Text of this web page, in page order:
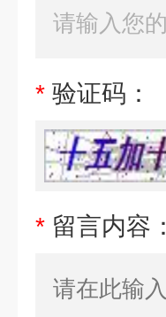
* 验证码：
* 留言内容：